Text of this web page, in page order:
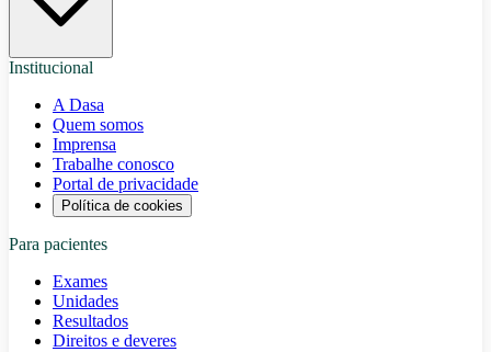
Institucional
A Dasa
Quem somos
Imprensa
Trabalhe conosco
Portal de privacidade
Política de cookies
Para pacientes
Exames
Unidades
Resultados
Direitos e deveres